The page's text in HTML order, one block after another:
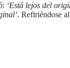
‘Está lejos del
Refiriéndose